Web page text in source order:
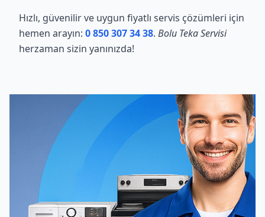
Hızlı, güvenilir ve uygun fiyatlı servis çözümleri için
hemen arayın: 0 850 307 34 38. Bolu Teka Servisi
herzaman sizin yanınızda!